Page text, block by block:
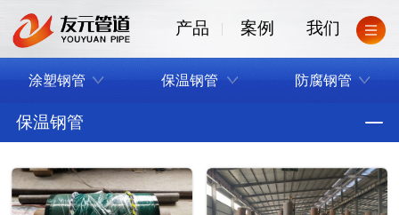
产品 案例 我们
涂塑钢管 保温钢管 防腐钢管
保温钢管